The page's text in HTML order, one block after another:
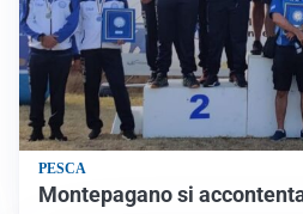
PESCA
Montepagano si